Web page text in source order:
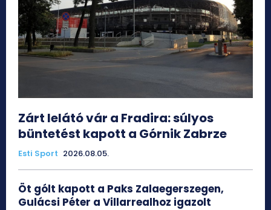
Zárt lelátó vár a Fradira: súlyos
büntetést kapott a Górnik Zabrze
Esti Sport 2026.08.05.
Öt gólt kapott a Paks Zalaegerszegen,
Gulácsi Péter a Villarrealhoz igazolt